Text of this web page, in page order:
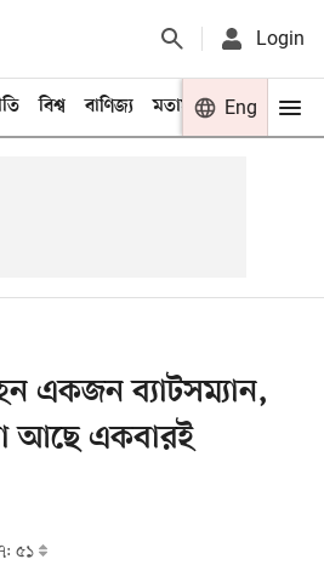
Login
বিশ্ব বাণিজ্য মতামত খেলা
Eng
একজন ব্যাটসম্যান,
আছে একবারই
৫১